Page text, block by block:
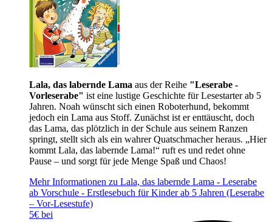
Lala, das labernde Lama aus der Reihe "Leserabe -
Vorleserabe" ist eine lustige Geschichte für Lesestarter ab 5
Jahren. Noah wünscht sich einen Roboterhund, bekommt
jedoch ein Lama aus Stoff. Zunächst ist er enttäuscht, doch
das Lama, das plötzlich in der Schule aus seinem Ranzen
springt, stellt sich als ein wahrer Quatschmacher heraus. „Hier
kommt Lala, das labernde Lama!“ ruft es und redet ohne
Pause – und sorgt für jede Menge Spaß und Chaos!
Mehr Informationen zu Lala, das labernde Lama - Leserabe
ab Vorschule - Erstlesebuch für Kinder ab 5 Jahren (Leserabe
– Vor-Lesestufe)
5€ bei